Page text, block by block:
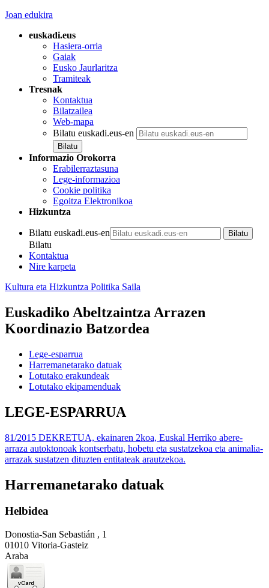
Joan edukira
euskadi.eus
Hasiera-orria
Gaiak
Eusko Jaurlaritza
Tramiteak
Tresnak
Kontaktua
Bilatzailea
Web-mapa
Bilatu euskadi.eus-en
Informazio Orokorra
Erabilerraztasuna
Lege-informazioa
Cookie politika
Egoitza Elektronikoa
Hizkuntza
Bilatu euskadi.eus-en
Bilatu
Kontaktua
Nire karpeta
Kultura eta Hizkuntza Politika Saila
Euskadiko Abeltzaintza Arrazen
Koordinazio Batzordea
Lege-esparrua
Harremanetarako datuak
Lotutako erakundeak
Lotutako ekipamenduak
LEGE-ESPARRUA
81/2015 DEKRETUA, ekainaren 2koa, Euskal Herriko abere-
arraza autoktonoak kontserbatu, hobetu eta sustatzekoa eta animalia-
arrazak sustatzen dituzten entitateak arautzekoa.
Harremanetarako datuak
Helbidea
Donostia-San Sebastián , 1
01010 Vitoria-Gasteiz
Araba